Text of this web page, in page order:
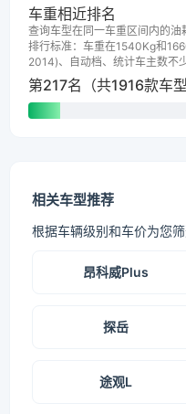
车重相近排名
查询车型在同一车重区间内的油
排行标准：车重在1540Kg和
2014)、自动档、统计车主数不
第217名（共1916款车型
相关车型推荐
根据车辆级别和车价为您
昂科威Plus
探岳
途观L